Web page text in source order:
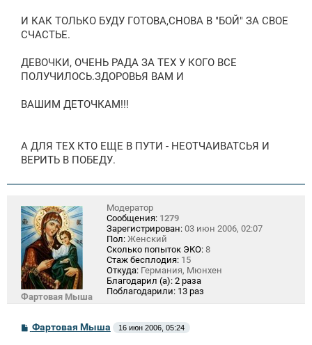
И КАК ТОЛЬКО БУДУ ГОТОВА,СНОВА В "БОЙ" ЗА СВОЕ
СЧАСТЬЕ.
ДЕВОЧКИ, ОЧЕНЬ РАДА ЗА ТЕХ У КОГО ВСЕ
ПОЛУЧИЛОСЬ.ЗДОРОВЬЯ ВАМ И
ВАШИМ ДЕТОЧКАМ!!!
А ДЛЯ ТЕХ КТО ЕЩЕ В ПУТИ - НЕОТЧАИВАТСЬЯ И
ВЕРИТЬ В ПОБЕДУ.
Фартовая Мыша
Модератор
Сообщения: 1279
Зарегистрирован: 03 июн 2006, 02:07
Пол: Женский
Сколько попыток ЭКО: 8
Стаж бесплодия: 15
Откуда: Германия, Мюнхен
Благодарил (а): 2 раза
Поблагодарили: 13 раз
С
о
Фартовая Мыша 16 июн 2006, 05:24